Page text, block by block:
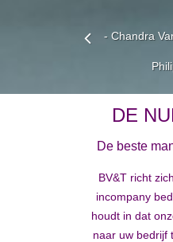
- Chandra
DE
De beste
BV&T richt
incompany
houdt in dat
naar uw bedrijf